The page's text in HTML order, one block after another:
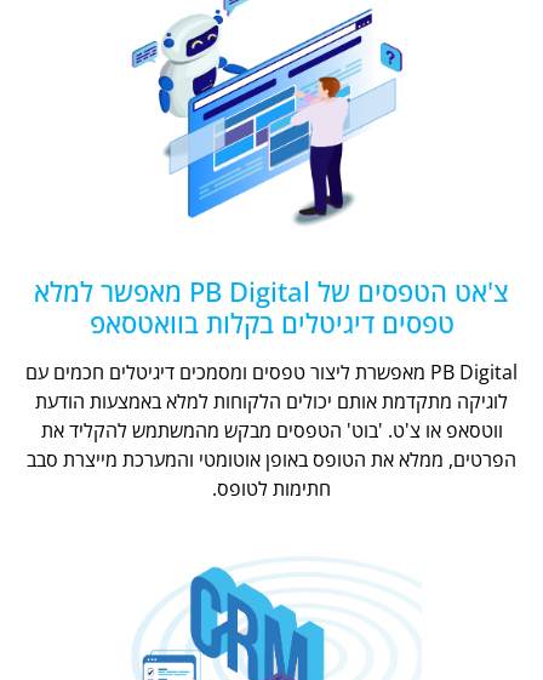
צ'אט הטפסים של PB Digital מאפשר למלא
טפסים דיגיטלים בקלות בוואטסאפ
PB Digital מאפשרת ליצור טפסים ומסמכים דיגיטלים חכמים עם
לוגיקה מתקדמת אותם יכולים הלקוחות למלא באמצעות הודעת
ווטסאפ או צ'ט. 'בוט' הטפסים מבקש מהמשתמש להקליד את
הפרטים, ממלא את הטופס באופן אוטומטי והמערכת מייצרת סבב
חתימות לטופס.